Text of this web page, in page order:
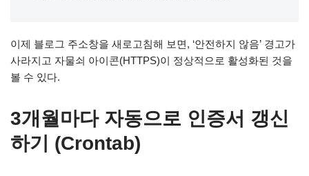
이제 블로그 주소창을 새로고침해 보면, ‘안전하지 않음’ 경고가
사라지고 자물쇠 아이콘(HTTPS)이 정상적으로 활성화된 것을
볼 수 있다.
3개월마다 자동으로 인증서 갱신
하기 (Crontab)